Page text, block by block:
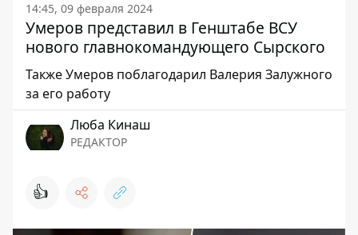
14:45, 09 февраля 2024
Умеров представил в Генштабе ВСУ
нового главнокомандующего Сырского
Также Умеров поблагодарил Валерия Залужного
за его работу
Люба Кинаш
РЕДАКТОР
👍